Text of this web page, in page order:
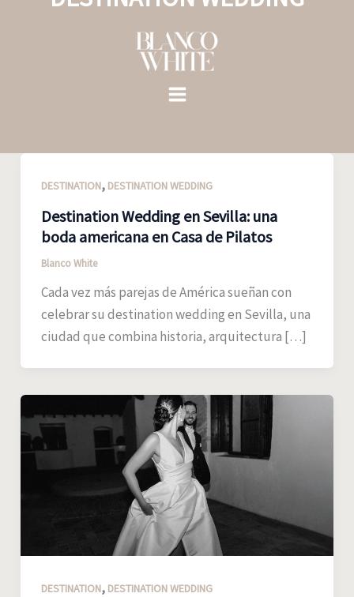
DESTINATION, DESTINATION WEDDING
Destination Wedding en Sevilla: una
boda americana en Casa de Pilatos
Blanco White
Cada vez más parejas de América sueñan con
celebrar su destination wedding en Sevilla, una
ciudad que combina historia, arquitectura […]
DESTINATION, DESTINATION WEDDING